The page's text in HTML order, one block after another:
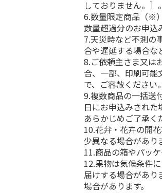
しておりません。］。
6.数量限定商品（※
数量超過分のお申込
7.天災時など不測の
合や遅延する場合な
8.ご依頼主さま又は
合、一部、印刷可能
で、ご容赦ください。
9.複数商品の一括送
日にお申込みされた
あらかじめご了承く
10.花弁・花卉の開
少異なる場合があり
11.商品の箱やパッ
12.果物は気候条件
届けする場合があり
場合があります。